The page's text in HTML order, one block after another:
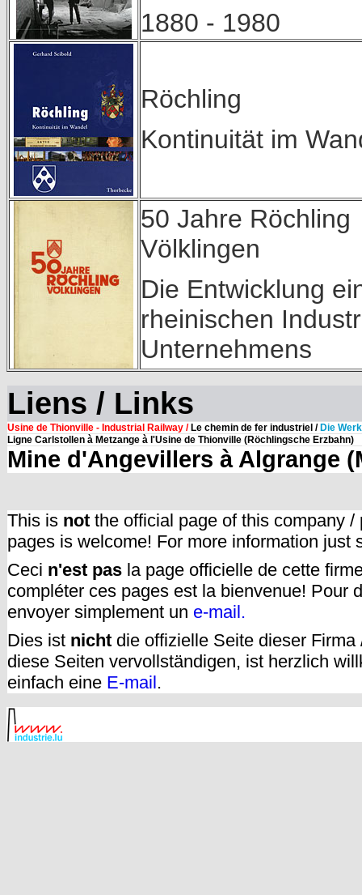
1880 - 1980
Röchling
Kontinuität im
50 Jahre Röchling
Völklingen
Die Entwicklung
rheinischen
Unternehmens
Liens / Links
Usine de Thionville - Industrial Railway /Le chemin de fer industriel /Die
Ligne Carlstollen à Metzange à l'Usine de Thionville (Röchlingsche Erzbahn)
Mine d'Angevillers à Algrange
This is not the official page of this company
pages is welcome! For more information just
Ceci n'est pas la page officielle de cette
compléter ces pages est la bienvenue! Pour
envoyer simplement un e-mail.
Dies ist nicht die offizielle Seite dieser
diese Seiten vervollständigen, ist herzlich
einfach eine E-mail.